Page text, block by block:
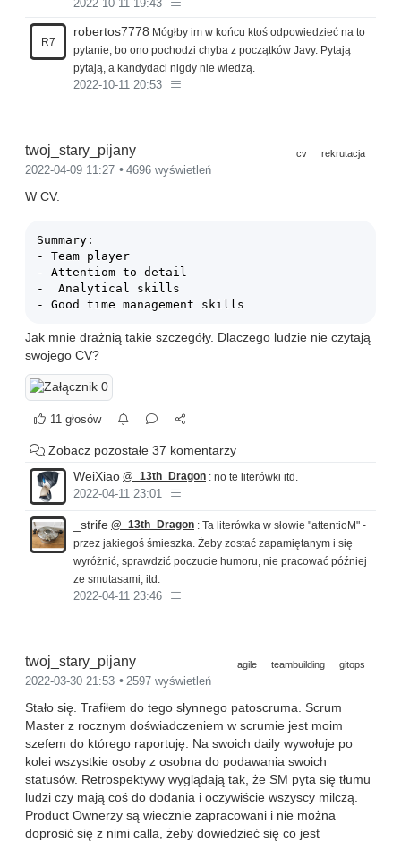
2022-10-11 19:43
R7
robertos7778 Mógłby im w końcu ktoś odpowiedzieć na to
pytanie, bo ono pochodzi chyba z początków Javy. Pytają
pytają, a kandydaci nigdy nie wiedzą.
2022-10-11 20:53
twoj_stary_pijany
2022-04-09 11:27 4696 wyświetleń
cv rekrutacja
W CV:
Summary:
- Team player
- Attentiom to detail
-  Analytical skills
Jak mnie drażnią takie szczegóły. Dlaczego ludzie nie czytają
swojego CV?
11 głosów
Zobacz pozostałe 37 komentarzy
WeiXiao @_13th_Dragon : no te literówki itd.
2022-04-11 23:01
_strife @_13th_Dragon : Ta literówka w słowie "attentioM" -
przez jakiegoś śmieszka. Żeby zostać zapamiętanym i się
wyróżnić, sprawdzić poczucie humoru, nie pracować później
ze smutasami, itd.
2022-04-11 23:46
twoj_stary_pijany
2022-03-30 21:53 2597 wyświetleń
agile teambuilding gitops
Stało się. Trafiłem do tego słynnego patoscruma. Scrum
Master z rocznym doświadczeniem w scrumie jest moim
szefem do którego raportuję. Na swoich daily wywołuje po
kolei wszystkie osoby z osobna do podawania swoich
statusów. Retrospektywy wyglądają tak, że SM pyta się tłumu
ludzi czy mają coś do dodania i oczywiście wszyscy milczą.
Product Ownerzy są wiecznie zapracowani i nie można
doprosić się z nimi calla, żeby dowiedzieć się co jest